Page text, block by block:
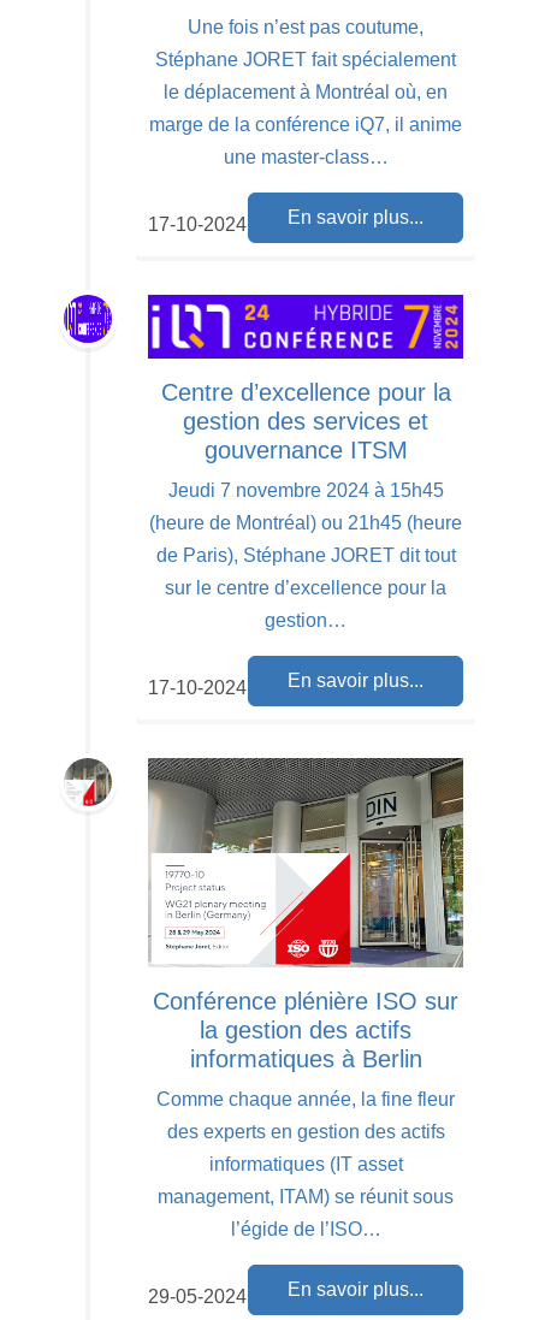
Une fois n’est pas coutume,
Stéphane JORET fait spécialement
le déplacement à Montréal où, en
marge de la conférence iQ7, il anime
une master-class…
En savoir plus...
17-10-2024
Centre d’excellence pour la
gestion des services et
gouvernance ITSM
Jeudi 7 novembre 2024 à 15h45
(heure de Montréal) ou 21h45 (heure
de Paris), Stéphane JORET dit tout
sur le centre d’excellence pour la
gestion…
En savoir plus...
17-10-2024
Conférence plénière ISO sur
la gestion des actifs
informatiques à Berlin
Comme chaque année, la fine fleur
des experts en gestion des actifs
informatiques (IT asset
management, ITAM) se réunit sous
l’égide de l’ISO…
En savoir plus...
29-05-2024